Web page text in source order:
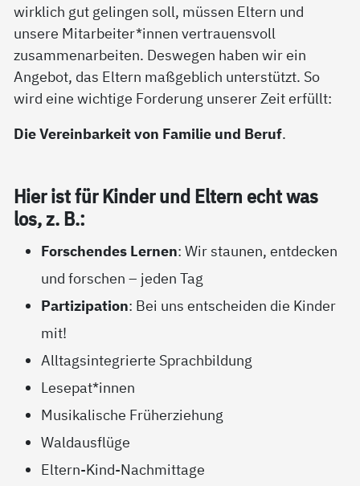
wirklich gut gelingen soll, müssen Eltern und
unsere Mitarbeiter*innen vertrauensvoll
zusammenarbeiten. Deswegen haben wir ein
Angebot, das Eltern maßgeblich unterstützt. So
wird eine wichtige Forderung unserer Zeit erfüllt:
Die Vereinbarkeit von Familie und Beruf.
Hier ist für Kin­der und El­tern echt was
los, z. B.:
Forschendes Lernen: Wir staunen, entdecken
und forschen – jeden Tag
Partizipation: Bei uns entscheiden die Kinder
mit!
Alltagsintegrierte Sprachbildung
Lesepat*innen
Musikalische Früherziehung
Waldausflüge
Eltern-Kind-Nachmittage